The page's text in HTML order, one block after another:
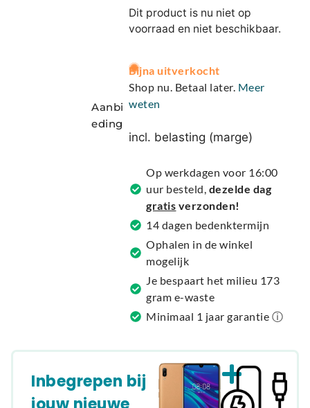
Aanbi
eding
Dit product is nu niet op
voorraad en niet beschikbaar.
A
l
t
r
t
v
e
:
Bijna uitverkocht
Shop nu. Betaal later. Meer
weten
incl. belasting (marge)
Op werkdagen voor 16:00
uur besteld, dezelde dag
gratis verzonden!
14 dagen bedenktermijn
Ophalen in de winkel
mogelijk
Je bespaart het milieu 173
gram e-waste
Minimaal 1 jaar garantie ⓘ
Inbegrepen bij